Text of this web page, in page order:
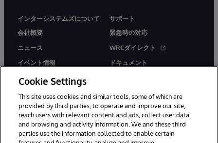
インターシステムズについて
会社概要
ニュース
イベント情報
採用情報
サポート
緊急時の対応
WRCダイレクト
ドキュメント
Cookie Settings
This site uses cookies and similar tools, some of which are
provided by third parties, to operate and improve our site,
reach users with relevant content and ads, collect user data
and browsing and activity information. We and these third
parties use the information collected to enable certain